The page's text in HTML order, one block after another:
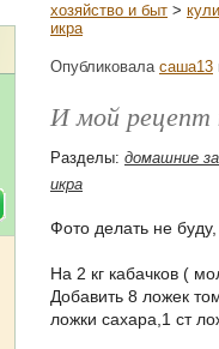
хозяйство и быт >
икра
Опубликовала саша13
И мой рецепт
Разделы: домашние
икра
Фото делать не
На 2 кг кабачков (
Добавить 8 ложек
ложки сахара,1 ст